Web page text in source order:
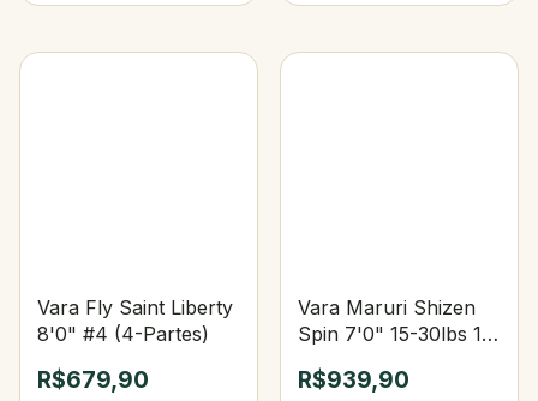
Vara Fly Saint Liberty
8'0" #4 (4-Partes)
R$679,90
Vara Maruri Shizen
Spin 7'0" 15-30lbs 15-
R$939,90